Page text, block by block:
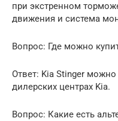
при экстренном
движения и система
Вопрос: Где можно
Ответ: Kia Stinger
дилерских центрах Kia.
Вопрос: Какие есть